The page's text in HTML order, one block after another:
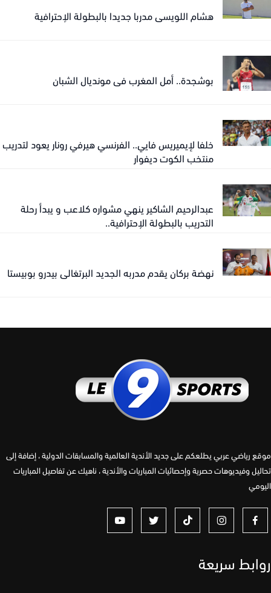
هشام اللويسي مدربا جديدا بالبطولة الإحترافية
بوشجدة.. أمل المغرب في مونديال الشبان
خلفا لإيميريس فايي.. الفرنسي هيرفي رونار يعود لتدريب
منتخب الكوت ديفوار
عبدالرحيم الشاكير ينهي مشواره كلاعب و يبدأ رحلة
التدريب بالبطولة الإحترافية..
نهضة بركان يقدم مدربه الجديد البرتغالي بيدرو بوبيستا
رياضي عربي يطلعكم على جديد الأندية العالمية والمسابقات الدولية ، إضافة إلى
وفيديوهات حصرية وإحصائيات المباريات والأندية ، ناهيك عن تفاصيل المباريات
سريعة